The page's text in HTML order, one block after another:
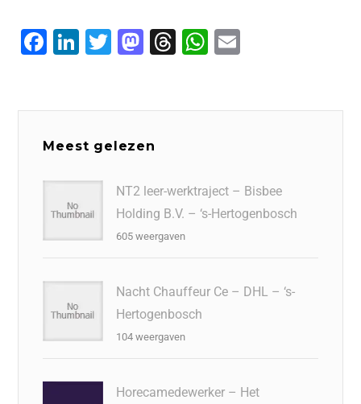
F
e
b
k
Li
e
dI
T
er
M
o
d
n
T
a
W
s
p
l
Meest gelezen
NT2 leer-werktraject – Bisbee
Holding B.V. – ‘s-Hertogenbosch
605 weergaven
Nacht Chauffeur Ce – DHL – ‘s-
Hertogenbosch
104 weergaven
Horecamedewerker – Het